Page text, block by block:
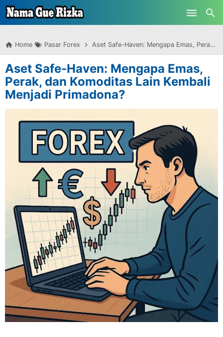
-->
Skip to main content
Home Pasar Forex Aset Safe-Haven: Mengapa Emas, Perak, dan Komoditas Lain Kembali Menjadi Primadona?
Aset Safe-Haven: Mengapa Emas,
Perak, dan Komoditas Lain Kembali
Menjadi Primadona?